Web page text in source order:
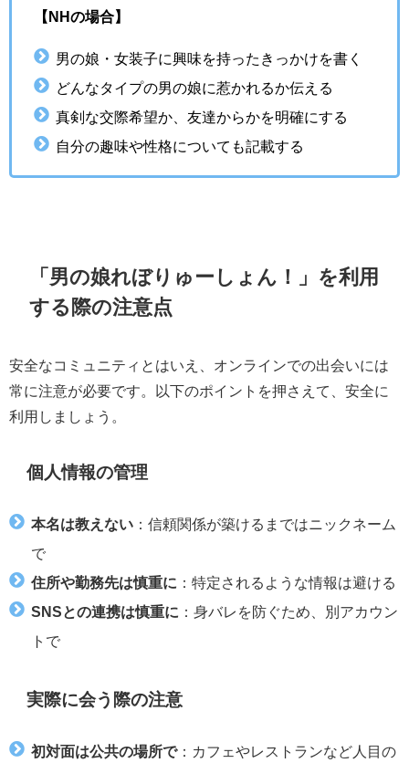
【NHの場合】
男の娘・女装子に興味を持ったきっかけを書く
どんなタイプの男の娘に惹かれるか伝える
真剣な交際希望か、友達からかを明確にする
自分の趣味や性格についても記載する
「男の娘れぼりゅーしょん！」を利用
する際の注意点
安全なコミュニティとはいえ、オンラインでの出会いには
常に注意が必要です。以下のポイントを押さえて、安全に
利用しましょう。
個人情報の管理
本名は教えない ：信頼関係が築けるまではニックネーム
で
住所や勤務先は慎重に ：特定されるような情報は避ける
SNSとの連携は慎重に ：身バレを防ぐため、別アカウン
トで
実際に会う際の注意
初対面は公共の場所で：カフェやレストランなど人目の